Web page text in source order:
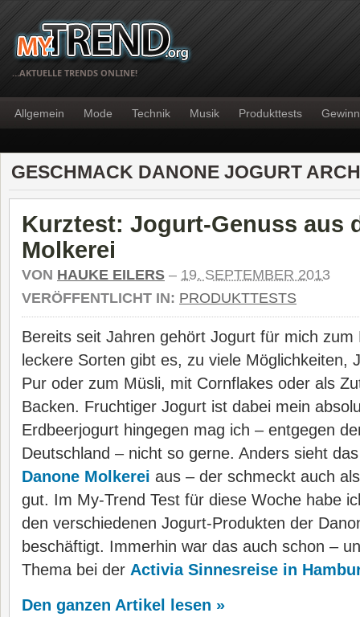
…AKTUELLE TRENDS ONLINE!
Allgemein Mode Technik Musik Produkttests
GESCHMACK DANONE JOGURT
Kurztest: Jogurt-Genuss aus
Molkerei
VON HAUKE EILERS – 19. SEPTEMBER 2013
VERÖFFENTLICHT IN: PRODUKTTESTS
Bereits seit Jahren gehört Jogurt für mich zum
leckere Sorten gibt es, zu viele Möglichkeiten,
Pur oder zum Müsli, mit Cornflakes oder als
Backen. Fruchtiger Jogurt ist dabei mein
Erdbeerjogurt hingegen mag ich – entgegen
Deutschland – nicht so gerne. Anders sieht
Danone Molkerei aus – der schmeckt auch
gut. Im My-Trend Test für diese Woche habe
den verschiedenen Jogurt-Produkten der
beschäftigt. Immerhin war das auch schon –
Thema bei der Activia Sinnesreise in
Den ganzen Artikel lesen »